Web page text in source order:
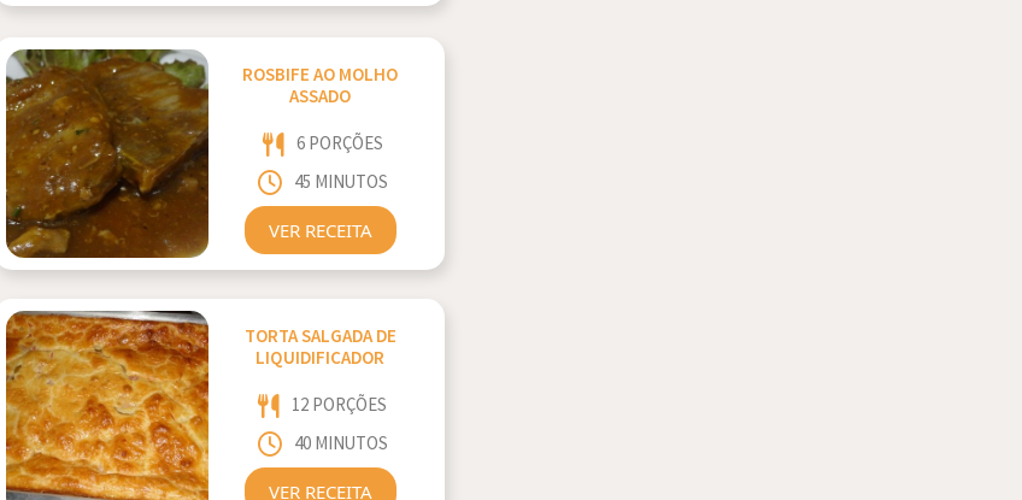
ROSBIFE AO MOLHO
ASSADO
6 PORÇÕES
45 MINUTOS
VER RECEITA
TORTA SALGADA DE
LIQUIDIFICADOR
12 PORÇÕES
40 MINUTOS
VER RECEITA